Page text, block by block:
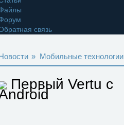
связь
» Мобильные технологии
Первый Vertu с